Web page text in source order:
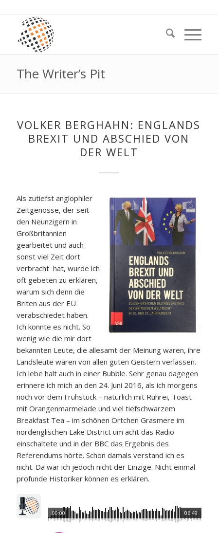
The Writer’s Pit
VOLKER BERGHAHN: ENGLANDS
BREXIT UND ABSCHIED VON
DER WELT
Als zutiefst anglophiler
Zeitgenosse, der seit
den Neunzigern in
Großbritannien
gearbeitet und auch
sonst viel Zeit dort
verbracht hat, wurde ich
oft gebeten zu erklären,
warum sich denn die
Briten aus der EU
verabschiedet haben.
Ich konnte es nicht. So
wenig wie die mir dort
bekannten Leute, die allesamt der Meinung waren, ihre
Landsleute wären von allen guten Geistern verlassen.
Ich lebe halt auch in einer Bubble. Sehr genau dagegen
erinnere ich mich an den 24. Juni 2016, als ich morgens
noch vor dem Frühstück – natürlich mit Rührei, Toast
mit Orangenmarmelade und viel tiefschwarzem
Breakfast Tea – im schönen Örtchen Grasmere im
nordenglischen Lake District um acht das Radio
einschaltete und in der BBC das Ergebnis des
Referendums hörte. Schon damals verstand ich es
nicht. Da war ich jedoch nicht der Einzige. Nicht einmal
profunde Historiker können es erklären.
06:49
00:00